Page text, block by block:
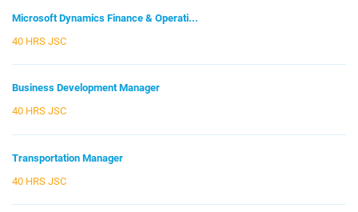
Microsoft Dynamics Finance & Operati...
40 HRS JSC
Business Development Manager
40 HRS JSC
Transportation Manager
40 HRS JSC